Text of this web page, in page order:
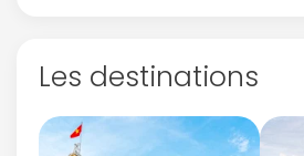
Les destinations